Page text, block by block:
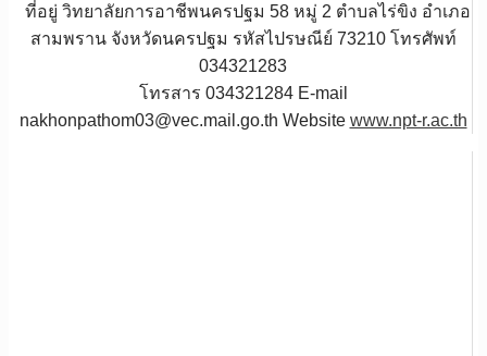
ที่อยู่ วิทยาลัยการอาชีพนครปฐม 58 หมู่ 2 ตำบลไร่ขิง อำเภอ
สามพราน จังหวัดนครปฐม รหัสไปรษณีย์ 73210 โทรศัพท์
034321283
โทรสาร 034321284 E-mail
nakhonpathom03@vec.mail.go.th Website www.npt-r.ac.th